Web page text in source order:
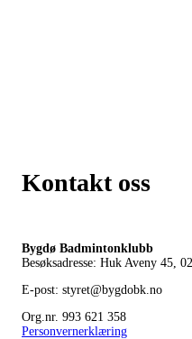
Kontakt oss
Bygdø Badmintonklubb
Besøksadresse: Huk Aveny 45,
E-post: styret@bygdobk.no
Org.nr. 993 621 358
Personvernerklæring